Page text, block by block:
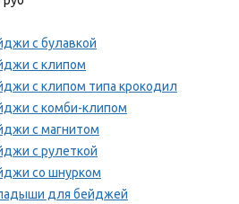
с булавкой
с клипом
с клипом типа крокодил
с комби-клипом
с магнитом
с рулеткой
со шнурком
для бейджей